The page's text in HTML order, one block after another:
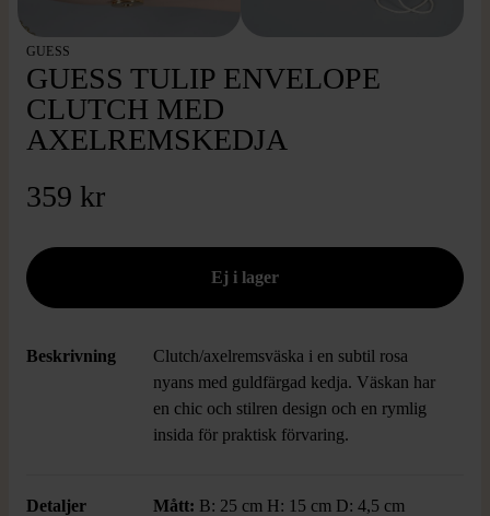
GUESS
GUESS TULIP ENVELOPE
CLUTCH MED
AXELREMSKEDJA
359 kr
Beskrivning
Clutch/axelremsväska i en subtil rosa
nyans med guldfärgad kedja. Väskan har
en chic och stilren design och en rymlig
insida för praktisk förvaring.
Detaljer Mått: B: 25 cm H: 15 cm D: 4,5 cm